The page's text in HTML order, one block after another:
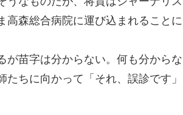
高森総合病院に運び込まれることに
が苗字は分からない。何も分からな
ちに向かって「それ、誤診です」